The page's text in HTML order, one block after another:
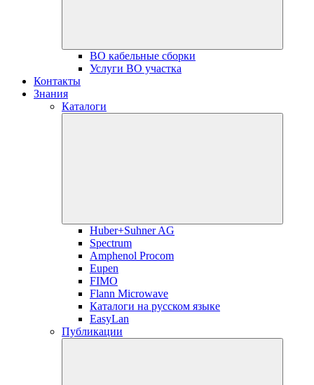
ВО кабельные сборки
Услуги ВО участка
Контакты
Знания
Каталоги
Huber+Suhner AG
Spectrum
Amphenol Procom
Eupen
FIMO
Flann Microwave
Каталоги на русском языке
EasyLan
Публикации